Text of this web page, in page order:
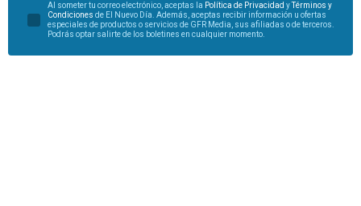
Al someter tu correo electrónico, aceptas la Política de Privacidad y
Términos y
Condiciones de El Nuevo Día. Además, aceptas recibir información u ofertas
especiales de productos o servicios de GFR Media, sus afiliadas o de terceros.
Podrás optar salirte de los boletines en cualquier momento.